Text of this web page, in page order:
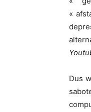
«
Dus